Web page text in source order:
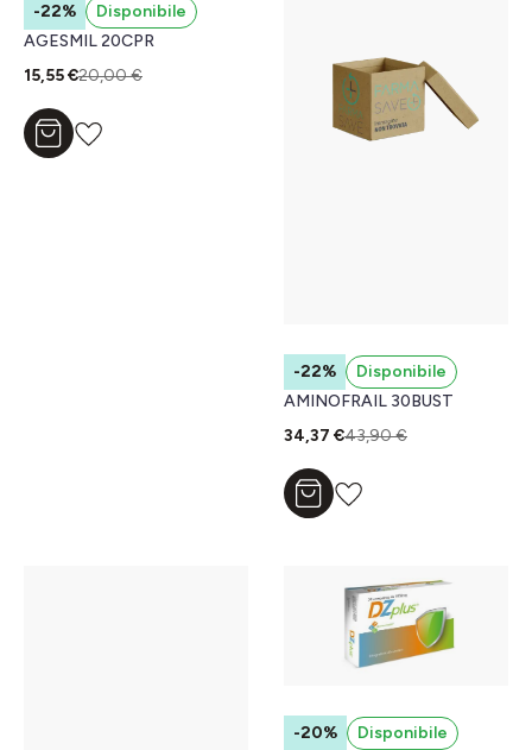
-22%
Disponibile
AGESMIL 20CPR
15,55 €20,00 €
Aggiungi al carrello
-22%
Disponibile
AMINOFRAIL 30BUST
34,37 €43,90 €
Aggiungi al carrello
-20%
Disponibile